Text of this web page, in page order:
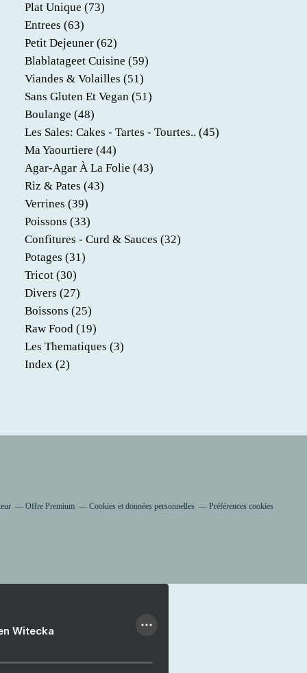
Plat Unique (73)
Entrees (63)
Petit Dejeuner (62)
Blablatageet Cuisine (59)
Viandes & Volailles (51)
Sans Gluten Et Vegan (51)
Boulange (48)
Les Sales: Cakes - Tartes - Tourtes.. (45)
Ma Yaourtiere (44)
Agar-Agar À La Folie (43)
Riz & Pates (43)
Verrines (39)
Poissons (33)
Confitures - Curd & Sauces (32)
Potages (31)
Tricot (30)
Divers (27)
Boissons (25)
Raw Food (19)
Les Thematiques (3)
Index (2)
Offre Premium Cookies et données personnelles Préférences cookies
Witecka